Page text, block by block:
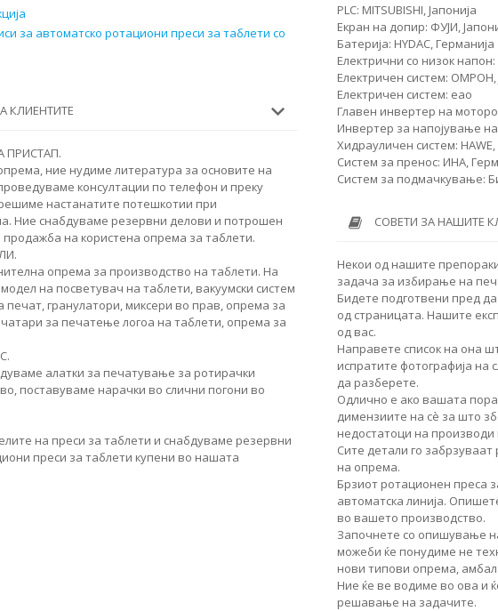
за автоматско ротациони преси за таблети со
КЛИЕНТИТЕ
ПРИСТАП.
ние нудиме литература за основите на
консултации по телефон и преку
настанатите потешкотии при
Ние снабдуваме резервни делови и потрошен
на користена опрема за таблети.
опрема за производство на таблети. На
на посветувач на таблети, вакуумски систем
печат, гранулатори, миксери во прав, опрема за
за печатење логоа на таблети, опрема за
алатки за печатување за ротирачки
поставуваме нарачки во слични погони во
на преси за таблети и снабдуваме резервни
преси за таблети купени во нашата
PLC: MITSUBISHI, Јапонија
Екран на допир: ФУJИ,
Батерија: HYDAC, Германија
Електрични со низок напон:
Електричен систем: ОМРОН,
Електричен систем: еао
Главен инвертер на
Инвертер за напојување
Хидрауличен систем:
Систем за пренос: ИНА,
Систем за подмачкување:
СОВЕТИ ЗА НАШИТЕ
Некои од нашите
задача за избирање на
Бидете подготвени пред
од страницата. Нашите
од вас.
Направете список на она
испратите фотографија на
да разберете.
Одлично е ако вашата
димензиите на сè за што
недостатоци на производи
Сите детали го
на опрема.
Брзиот ротационен преса
автоматска линија.
во вашето производство.
Започнете со опишување
можеби ќе понудиме не
нови типови опрема,
Ние ќе ве водиме во ова и
решавање на задачите.